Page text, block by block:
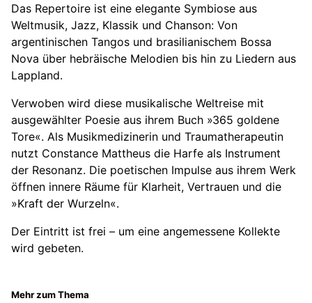
Das Repertoire ist eine elegante Symbiose aus
Weltmusik, Jazz, Klassik und Chanson: Von
argentinischen Tangos und brasilianischem Bossa
Nova über hebräische Melodien bis hin zu Liedern aus
Lappland.
Verwoben wird diese musikalische Weltreise mit
ausgewählter Poesie aus ihrem Buch »365 goldene
Tore«. Als Musikmedizinerin und Traumatherapeutin
nutzt Constance Mattheus die Harfe als Instrument
der Resonanz. Die poetischen Impulse aus ihrem Werk
öffnen innere Räume für Klarheit, Vertrauen und die
»Kraft der Wurzeln«.
Der Eintritt ist frei – um eine angemessene Kollekte
wird gebeten.
Mehr zum Thema